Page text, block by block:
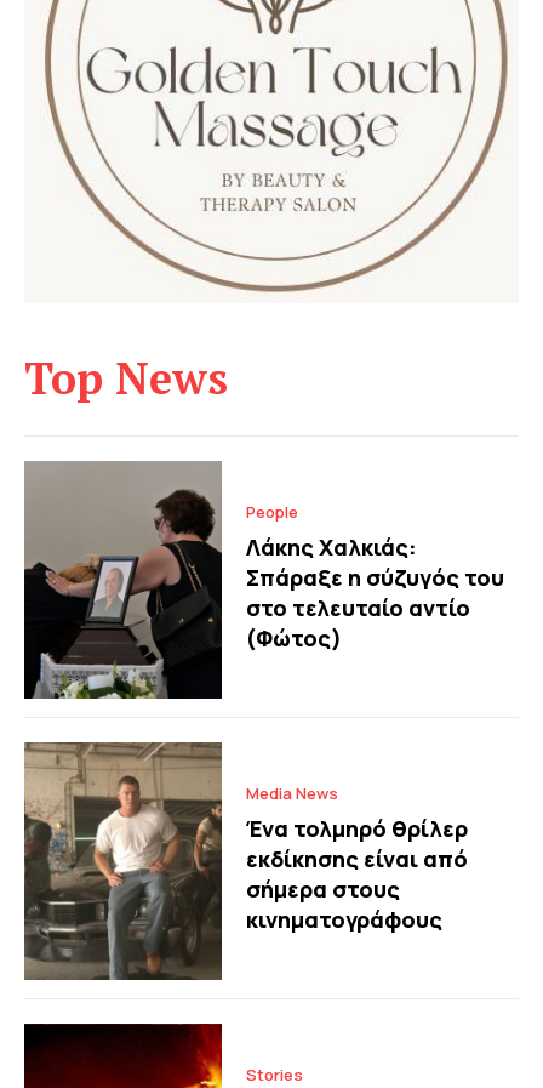
Top News
People
Λάκης Χαλκιάς:
Σπάραξε η σύζυγός του
στο τελευταίο αντίο
(Φώτος)
Media News
Ένα τολμηρό θρίλερ
εκδίκησης είναι από
σήμερα στους
κινηματογράφους
Stories